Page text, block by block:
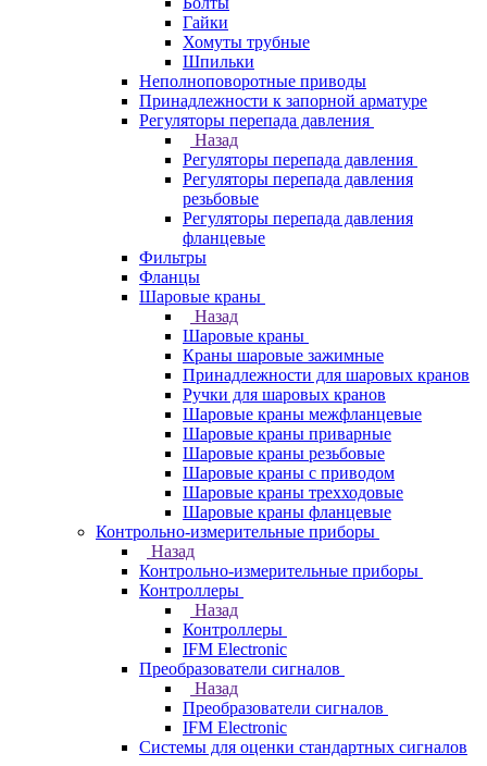
Гайки
Хомуты трубные
Шпильки
Неполноповоротные приводы
Принадлежности к запорной арматуре
Регуляторы перепада давления
Назад
Регуляторы перепада давления
Регуляторы перепада давления
резьбовые
Регуляторы перепада давления
фланцевые
Фильтры
Фланцы
Шаровые краны
Назад
Шаровые краны
Краны шаровые зажимные
Принадлежности для шаровых кранов
Ручки для шаровых кранов
Шаровые краны межфланцевые
Шаровые краны приварные
Шаровые краны резьбовые
Шаровые краны с приводом
Шаровые краны трехходовые
Шаровые краны фланцевые
Контрольно-измерительные приборы
Назад
Контрольно-измерительные приборы
Контроллеры
Назад
Контроллеры
IFM Electronic
Преобразователи сигналов
Назад
Преобразователи сигналов
IFM Electronic
Системы для оценки стандартных сигналов